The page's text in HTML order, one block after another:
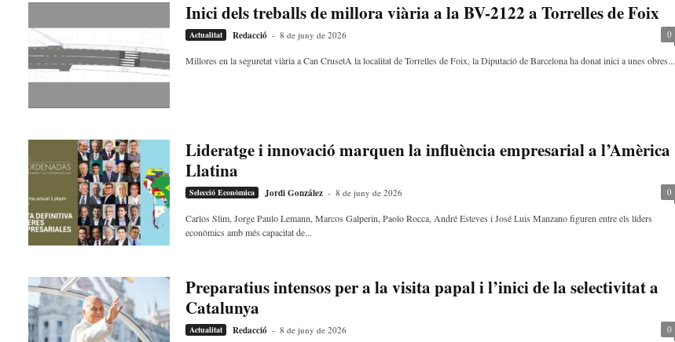
Inici dels treballs de millora viària a la BV-2122 a Torrelles de Foix
Actualitat Redacció - 8 de juny de 2026 0
Millores en la seguretat viària a Can CrusetA la localitat de Torrelles de Foix, la Diputació de Barcelona ha donat inici a unes obres...
Lideratge i innovació marquen la influència empresarial a l’Amèrica
Llatina
Selecció Econòmica Jordi González - 8 de juny de 2026 0
Carlos Slim, Jorge Paulo Lemann, Marcos Galperin, Paolo Rocca, André Esteves i José Luis Manzano figuren entre els líders
econòmics amb més capacitat de...
Preparatius intensos per a la visita papal i l’inici de la selectivitat a
Catalunya
Actualitat Redacció - 8 de juny de 2026 0